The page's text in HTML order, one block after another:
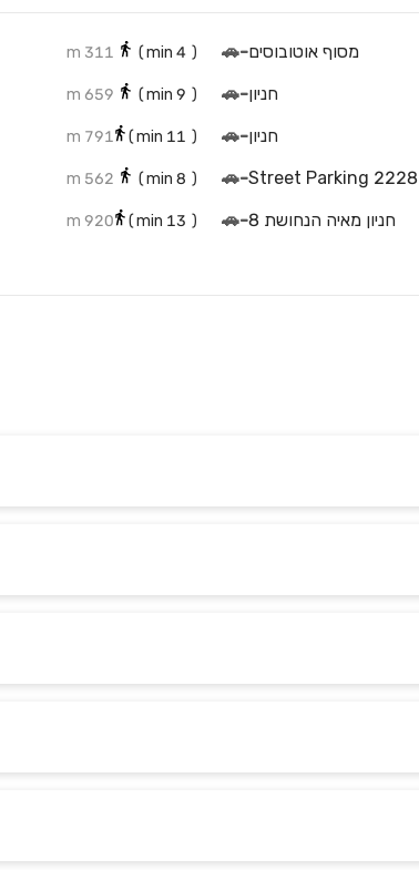
מסוף אוטובוסים-
🚗
(
4
311 m
חניון-
🚗
(
9
659 m
חניון-
🚗
(
11
791 m
2228 Street Parking
-
🚗
(
8
562 m
חניון מאיה הנחושת 8 -
🚗
(
13
920 m